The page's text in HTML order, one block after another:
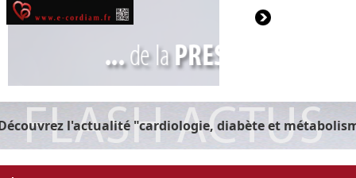
l'actualité "cardiologie, diabète et